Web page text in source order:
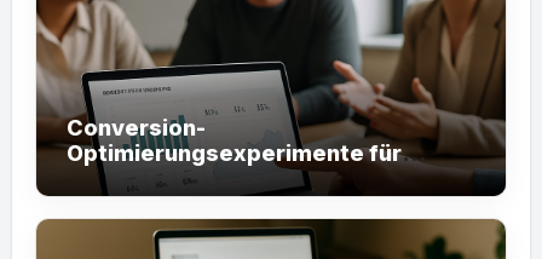
Conversion-
Optimierungsexperimente für
Unternehmen – mit Bhasa.net
steuern Sie Ergebnisse